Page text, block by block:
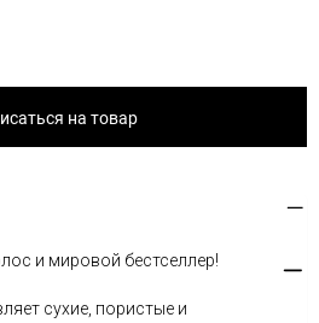
на товар
и мировой бестселлер!
сухие, пористые и